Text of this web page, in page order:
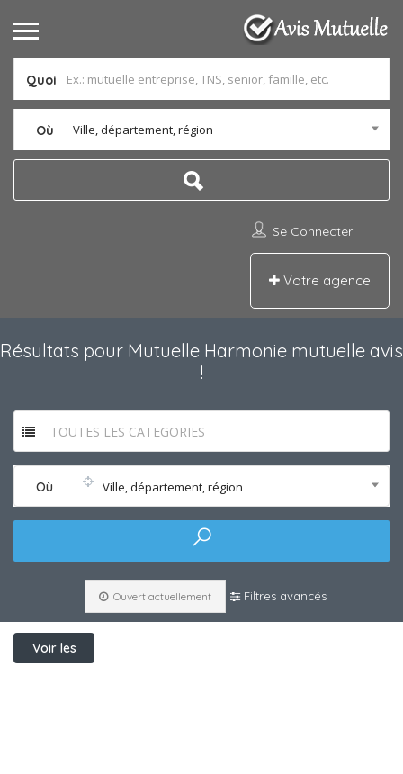
Quoi
Où Ville, département, région
Se Connecter
Votre agence
Résultats pour Mutuelle Harmonie mutuelle avis
!
TOUTES LES CATEGORIES
Où Ville, département, région
Ouvert actuellement Filtres avancés
Voir les